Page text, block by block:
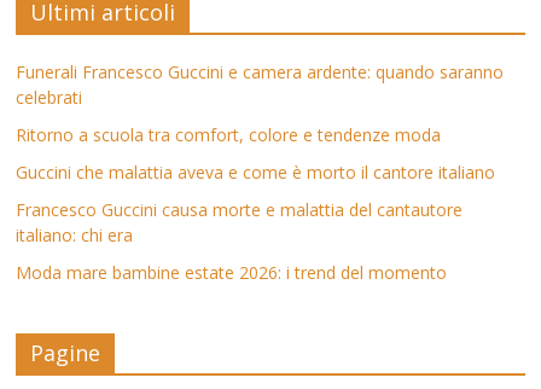
Ultimi articoli
Funerali Francesco Guccini e camera ardente: quando saranno
celebrati
Ritorno a scuola tra comfort, colore e tendenze moda
Guccini che malattia aveva e come è morto il cantore italiano
Francesco Guccini causa morte e malattia del cantautore
italiano: chi era
Moda mare bambine estate 2026: i trend del momento
Pagine